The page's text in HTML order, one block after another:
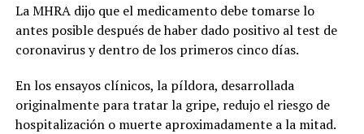
La MHRA dijo que el medicamento debe tomarse lo
antes posible después de haber dado positivo al test de
coronavirus y dentro de los primeros cinco días.
En los ensayos clínicos, la píldora, desarrollada
originalmente para tratar la gripe, redujo el riesgo de
hospitalización o muerte aproximadamente a la mitad.